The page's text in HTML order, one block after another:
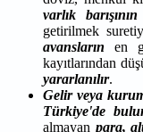
varlık
getirilmek
avansların en
kayıtlarından
yararlanılır.
Gelir veya
Türkiye'de
almayan para,